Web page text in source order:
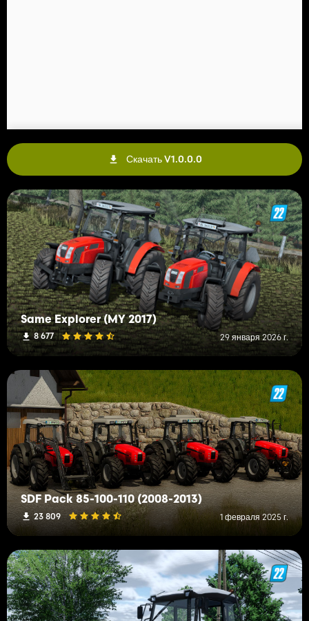
Скачать V1.0.0.0
Same Explorer (MY 2017)
8 677 29 января 2026 г.
SDF Pack 85-100-110 (2008-2013)
23 809 1 февраля 2025 г.